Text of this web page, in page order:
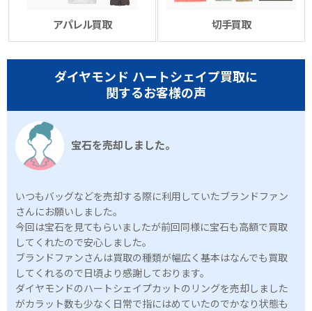
アパレル買取 切手買取
ダイヤモンド ハートシェイプ買取に
関するお客様の声
宝石を売却しました。
いつもバッグなどを売却する際に利用していたブランドファン
さんにお願いしました。
今回は宝石を見てもらいましたが前回同様に宝石も高額で買取
してくれたので安心しました。
ブランドファンさんは買取の種類が幅広く基本はなんでも買取
してくれるので日頃より感謝しております。
ダイヤモンドのハートシェイプカットのリングを売却しました
がカラット数も少なく日常で指にはめていたのでかなり状態も